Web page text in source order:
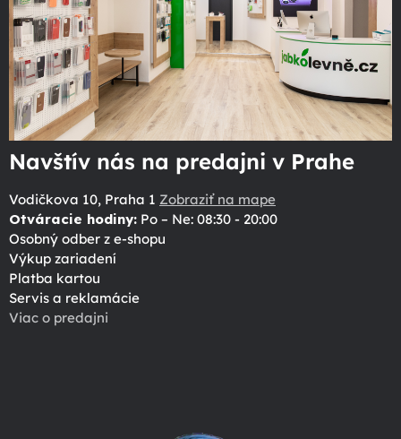
Navštív nás na predajni v Prahe
Vodičkova 10, Praha 1 Zobraziť na mape
Otváracie hodiny: Po – Ne: 08:30 - 20:00
Osobný odber z e-shopu
Výkup zariadení
Platba kartou
Servis a reklamácie
Viac o predajni